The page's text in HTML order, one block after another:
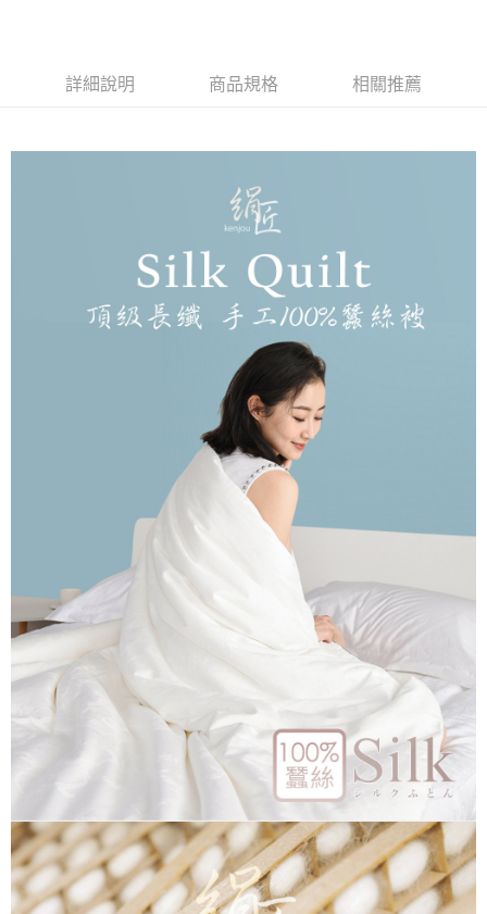
2.透過簡訊連結打開帳單後，可選擇「超商條碼／台灣大直營門市／銀行轉
買賣價金債權讓與本公司後，依約使用本公司帳單繳交帳款。
2.基於同意付款使用「大哥付你分期」之契約關係目的，商店將以您的個人
資料（包含姓名、電話或地址）提供予台灣大哥大進項蒐集、處理及利用，
由本公司與您本人進行分期帳單所需資料之確認、核對及更正。
3.完整用戶服務條款，請詳閱以下連結：
https://oppay.tw/userRule
結帳頁面，進行簡訊認證並確認金額後，即可完成結帳。
ATM／網路銀行／等多元方式進行付款，方視為交易完成。
購買商品的店家。未經商家同意取消之訂單仍視為有效，需透過AFTEE先享
※ 交易是否成功請以「AFTEE先享後付 」之結帳頁面顯示為準，若有關於
https://netprotections.freshdesk.com/support/home
【注意事項】
１．透過由恩沛科技股份有限公司提供之「AFTEE先享後付」服務完成之交
易，需依本服務之必要範圍內提供個人資料，並將交易相關給付款項請求債
２．關於個人資料處理事宜，請瀏覽以下網址：
３．未成年的使用者請事先徵得法定代理人或監護人之同意方可使用
「AFTEE先享後付」，若未經同意申辦者引起之損失，本公司不負相關責
４．使用「AFTEE先享後付」時，將依據個別帳號之用戶狀況，依本公司即
時審查核予不同之上限額度；若仍有額度不足之情形，本公司將視審查結果
請求用戶進行身份認證。
５．嚴禁一人註冊多個帳號或使用他人資訊註冊。若發現惡意使用之情形，
恩沛科技股份有限公司將有權停止該用戶之使用額度並採取法律行動。
郵局包裹詳細說明 商品規格 相關推薦